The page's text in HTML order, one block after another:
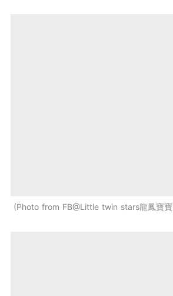
Photo from FB@Little twin stars龍鳳寶寶